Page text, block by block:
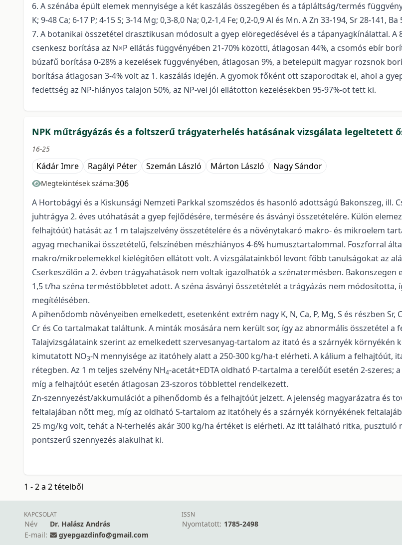
6. A szénába épült elemek mennyisége a két kaszálás összegében és a tápláltság/termés
K; 9-48 Ca; 6-17 P; 4-15 S; 3-14 Mg; 0,3-8,0 Na; 0,2-1,4 Fe; 0,2-0,9 Al és Mn. A Zn 33-194, Sr 28-141,
7. A botanikai összetétel drasztikusan módosult a gyep elöregedésével és a tápanyagkínálattal.
csenkesz borítása az N×P ellátás függvényében 21-70% közötti, átlagosan 44%, a csomós ebír
búzafű borítása 0-28% a kezelések függvényében, átlagosan 9%, a betelepült magyar rozsnok
borítása átlagosan 3-4% volt az 1. kaszálás idején. A gyomok főként ott szaporodtak el, ahol a
fedettség az NP-hiányos talajon 50%, az NP-vel jól ellátotton kezelésekben 95-97%-ot tett ki.
NPK műtrágyázás és a foltszerű trágyaterhelés hatásának vizsgálata legeltetett
16-25
Kádár Imre Ragályi Péter Szemán László Márton László Nagy Sándor
Megtekintések száma:306
A Hortobágyi és a Kiskunsági Nemzeti Parkkal szomszédos és hasonló adottságú Bakonszeg, ill.
juhtrágya 2. éves utóhatását a gyep fejlődésére, termésére és ásványi összetételére. Külön
felhajtóút) hatását az 1 m talajszelvény összetételére és a növénytakaró makro- és mikroelem
agyag mechanikai összetételű, felszínében mészhiányos 4-6% humusztartalommal. Foszforral
makro/mikroelemekkel kielégítően ellátott volt. A vizsgálatainkból levont főbb tanulságokat az
Cserkeszőlőn a 2. évben trágyahatások nem voltak igazolhatók a szénatermésben.
1,5 t/ha széna terméstöbbletet adott. A széna ásványi összetételét a trágyázás nem
megítélésében.
A pihenődomb növényeiben emelkedett, esetenként extrém nagy K, N, Ca, P, Mg, S és részben
Cr és Co tartalmakat találtunk. A minták mosására nem került sor, így az abnormális összetétel a
Talajvizsgálataink szerint az emelkedett szervesanyag-tartalom az itató és a szárnyék környékén
kimutatott NO3-N mennyisége az itatóhely alatt a 250-300 kg/ha-t elérheti. A kálium a felhajtóút,
rétegben. Az 1 m teljes szelvény NH4-acetát+EDTA oldható P-tartalma a terelőút esetén 2-szeres;
míg a felhajtóút esetén átlagosan 23-szoros többlettel rendelkezett.
Zn-szennyezést/akkumulációt a pihenődomb és a felhajtóút jelzett. A jelenség magyarázatra és
feltalajában nőtt meg, míg az oldható S-tartalom az itatóhely és a szárnyék környékének
25 mg/kg volt, tehát a N-terhelés akár 300 kg/ha értéket is elérheti. Az itt található ritka, pusztuló
pontszerű szennyezés alakulhat ki.
1 - 2 a 2 tételből
KAPCSOLAT
Név
Dr. Halász András
E-mail:
gyepgazdinfo@gmail.com
ISSN
Nyomtatott: 1785-2498